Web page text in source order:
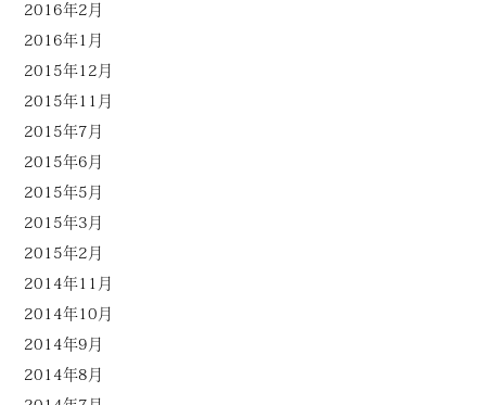
2016年2月
2016年1月
2015年12月
2015年11月
2015年7月
2015年6月
2015年5月
2015年3月
2015年2月
2014年11月
2014年10月
2014年9月
2014年8月